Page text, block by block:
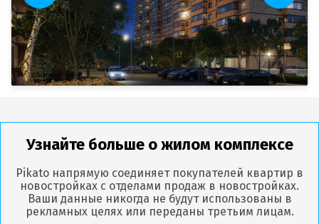
Узнайте больше о жилом комплексе
Pikato напрямую соединяет покупателей квартир в
новостройках с отделами продаж в новостройках.
Ваши данные никогда не будут использованы в
рекламных целях или переданы третьим лицам.